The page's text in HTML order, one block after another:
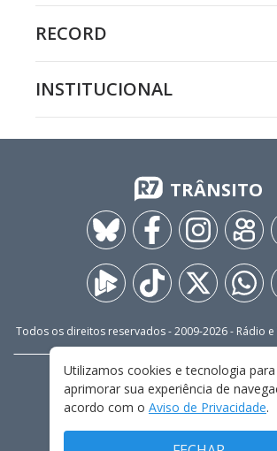
RECORD
INSTITUCIONAL
TRÂNSITO
Todos os direitos reservados - 2009-2026- Rádio e
FALE CONOSCO
TERMOS E CONDIÇÕES DE USO
Utilizamos cookies e tecnologia para
aprimorar sua experiência de
acordo com o Aviso de Privacidade.